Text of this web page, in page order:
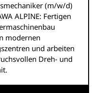
(m/w/d)
ALPINE: Fertigen
modernen
und arbeiten
Dreh- und